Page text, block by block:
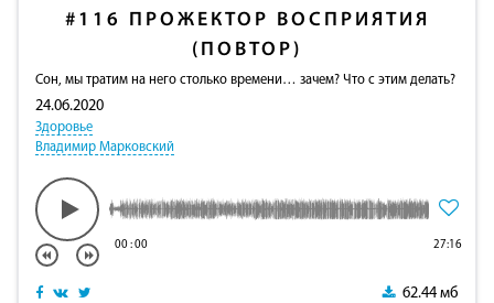
#116 ПРОЖЕКТОР ВОСПРИЯТИЯ
(ПОВТОР)
Сон, мы тратим на него столько времени… зачем? Что с этим делать?
24.06.2020
Здоровье
Владимир Марковский
00:00 27:16
62.44 мб